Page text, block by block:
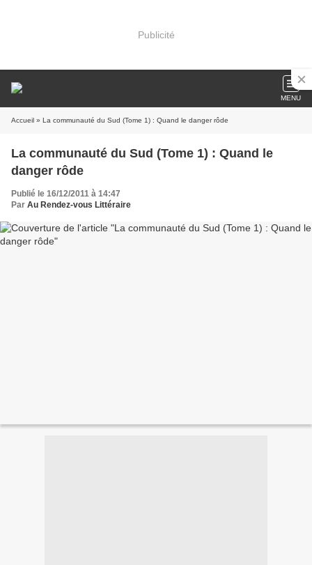
Publicité
MENU
Accueil » La communauté du Sud (Tome 1) : Quand le danger rôde
La communauté du Sud (Tome 1) : Quand le
danger rôde
Publié le 16/12/2011 à 14:47
Par Au Rendez-vous Littéraire